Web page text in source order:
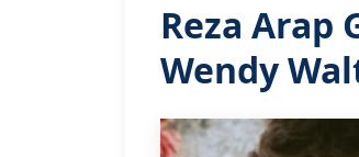
Reza Arap
Wendy